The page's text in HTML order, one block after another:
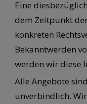
Eine
dem Zeitpunkt
konkreten
Bekanntwerden
werden wir diese
Alle Angebote
unverbindlich.